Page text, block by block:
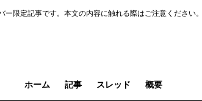
限定記事です。本文の内容に触れる際はご注意ください。
ホーム 記事 スレッド 概要